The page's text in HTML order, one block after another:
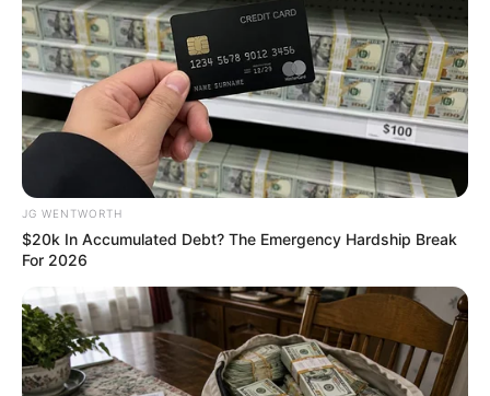
A Museum To Rihanna's Glory Could Soon Be
Opened
BRAINBERRIES
JG WENTWORTH
$20k In Accumulated Debt? The Emergency Hardship Break
For 2026